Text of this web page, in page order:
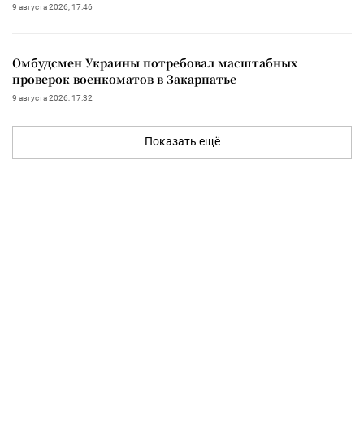
9 августа 2026, 17:46
Омбудсмен Украины потребовал масштабных
проверок военкоматов в Закарпатье
9 августа 2026, 17:32
Показать ещё